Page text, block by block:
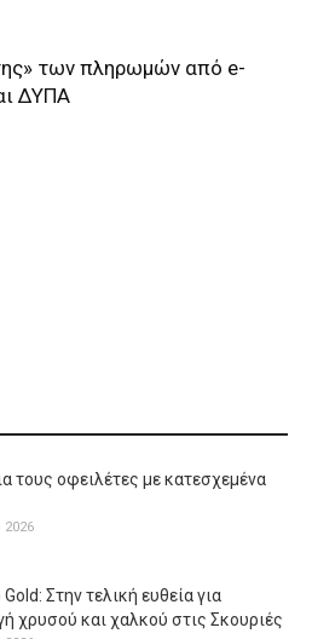
των πληρωμών από e-
ΔΥΠΑ
τους οφειλέτες με κατεσχεμένα
2026
Στην τελική ευθεία για
χρυσού και χαλκού στις Σκουριές